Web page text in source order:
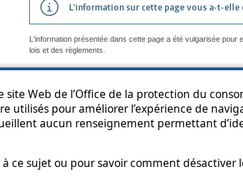
Web de l’Office de la protection du
utilisés pour améliorer l’expérience de
aucun renseignement permettant
ce sujet ou pour savoir comment désactiver
s’ouvrira dans une nouvelle fenêtre
L'information sur cette page vous a-t-elle
L'information présentée dans cette page a été vulgarisée
lois et des règlements.
site Accessibilité Politique de confidentialité Diffusion